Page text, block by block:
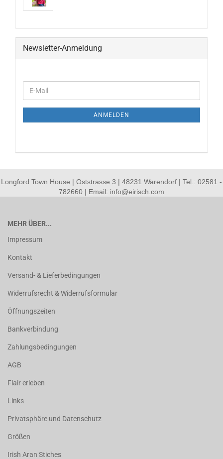
Newsletter-Anmeldung
ZUR
E-
Mail
ANMELDEN
Longford Town House | Oststrasse 3 | 48231 Warendorf | Tel.: 02581 -
782660 | Email: info@eirisch.com
MEHR ÜBER...
Impressum
Kontakt
Versand- & Lieferbedingungen
Widerrufsrecht & Widerrufsformular
Öffnungszeiten
Bankverbindung
Zahlungsbedingungen
AGB
Flair erleben
Links
Privatsphäre und Datenschutz
Größen
Irish Aran Stiches